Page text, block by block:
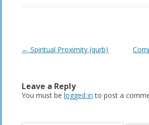
Post
← Spiritual Proximity (qurb)
Leave a Reply
You must be logged in to post a